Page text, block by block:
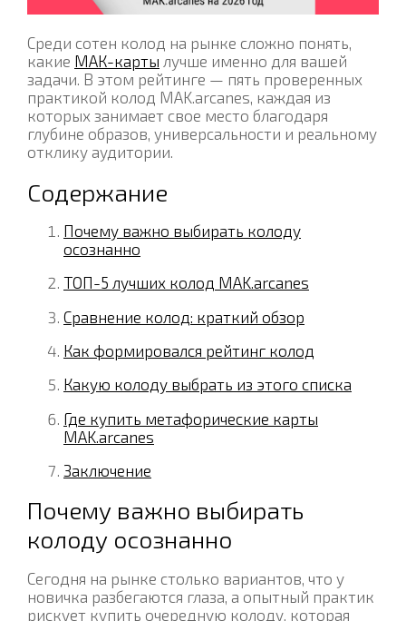
Среди сотен колод на рынке сложно понять,
какие МАК-карты лучше именно для вашей
задачи. В этом рейтинге — пять проверенных
практикой колод MAK.arcanes, каждая из
которых занимает свое место благодаря
глубине образов, универсальности и реальному
отклику аудитории.
Содержание
Почему важно выбирать колоду
осознанно
ТОП-5 лучших колод MAK.arcanes
Сравнение колод: краткий обзор
Как формировался рейтинг колод
Какую колоду выбрать из этого списка
Где купить метафорические карты
MAK.arcanes
Заключение
Почему важно выбирать
колоду осознанно
Сегодня на рынке столько вариантов, что у
новичка разбегаются глаза, а опытный практик
рискует купить очередную колоду, которая